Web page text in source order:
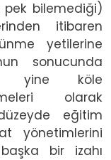
pek bilemediği)
itibaren
yetilerine
sonucunda
yine köle
olarak
eğitim
yönetimlerini
bir izahı